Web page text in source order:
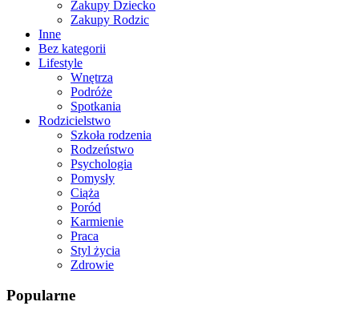
Zakupy Dziecko
Zakupy Rodzic
Inne
Bez kategorii
Lifestyle
Wnętrza
Podróże
Spotkania
Rodzicielstwo
Szkoła rodzenia
Rodzeństwo
Psychologia
Pomysły
Ciąża
Poród
Karmienie
Praca
Styl życia
Zdrowie
Popularne